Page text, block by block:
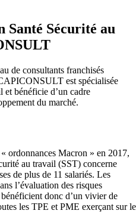
Santé Sécurité au
de consultants franchisés
est spécialisée
et bénéficie d’un cadre
du marché.
ordonnances Macron » en 2017,
au travail (SST) concerne
de plus de 11 salariés. Les
l’évaluation des risques
donc d’un vivier de
les TPE et PME exerçant sur le